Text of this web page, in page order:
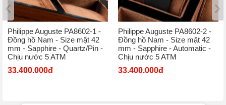
Philippe Auguste PA8602-1 -
Đồng hồ Nam - Size mặt 42
mm - Sapphire - Quartz/Pin -
Chịu nước 5 ATM
33.400.000đ
Philippe Auguste PA8602-2 -
Đồng hồ Nam - Size mặt 42
mm - Sapphire - Automatic -
Chịu nước 5 ATM
33.400.000đ